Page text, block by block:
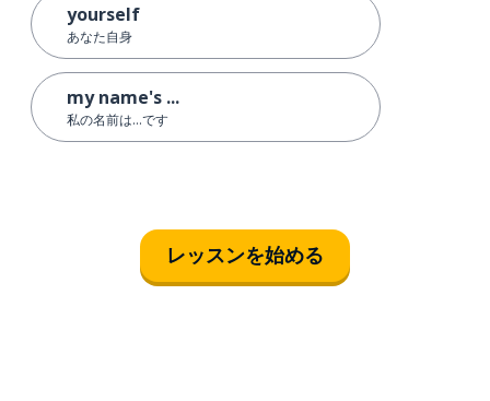
yourself
あなた自身
my name's ...
私の名前は…です
レッスンを始める